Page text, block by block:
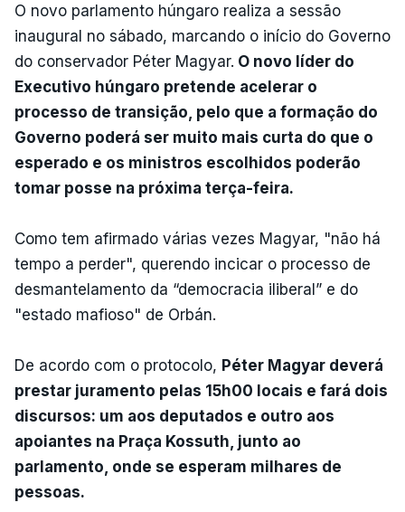
O novo parlamento húngaro realiza a sessão
inaugural no sábado, marcando o início do Governo
do conservador Péter Magyar. O novo líder do
Executivo húngaro pretende acelerar o
processo de transição, pelo que a formação do
Governo poderá ser muito mais curta do que o
esperado e os ministros escolhidos poderão
tomar posse na próxima terça-feira.
Como tem afirmado várias vezes Magyar, "não há
tempo a perder", querendo incicar o processo de
desmantelamento da “democracia iliberal” e do
"estado mafioso" de Orbán.
De acordo com o protocolo, Péter Magyar deverá
prestar juramento pelas 15h00 locais e fará dois
discursos: um aos deputados e outro aos
apoiantes na Praça Kossuth, junto ao
parlamento, onde se esperam milhares de
pessoas.